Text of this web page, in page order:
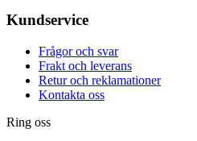
Kundservice
Frågor och svar
Frakt och leverans
Retur och reklamationer
Kontakta oss
Ring oss